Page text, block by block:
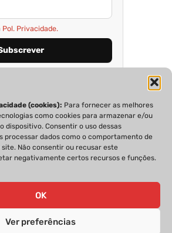
(cookies): Para fornecer as melhores
como cookies para armazenar e/ou
dispositivo. Consentir o uso dessas
processar dados como o comportamento de
site. Não consentir ou recusar este
negativamente certos recursos e funções.
OK
Ver preferências
Pol. Privacidade.
TÉCNICA
ESTATUTO EDITORIAL